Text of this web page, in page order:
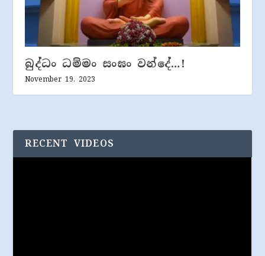
බුද්ධං ධම්මං සංඝං වන්දේ…!
November 19, 2023
RECENT VIDEOS